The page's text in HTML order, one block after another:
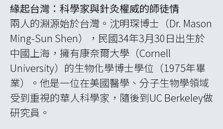
緣起台灣：科學家與針灸權威的師徒情
兩人的淵源始於台灣。沈明琛博士（Dr. Mason
Ming-Sun Shen），民國34年3月30日出生於
中國上海，擁有康奈爾大學（Cornell
University）的生物化學博士學位（1975年畢
業）。他是一位在美國醫學、分子生物學領域
受到重視的華人科學家，隨後到UC Berkeley做
研究員。